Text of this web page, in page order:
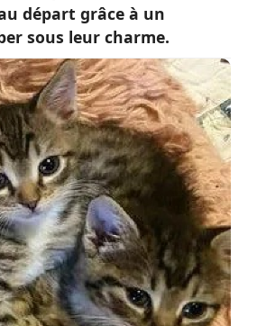
départ grâce à un
sous leur charme.